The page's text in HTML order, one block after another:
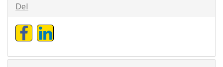
Del